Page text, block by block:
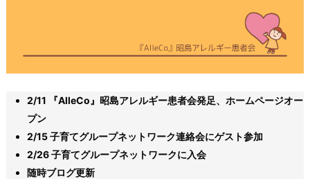
2/11 『AlleCo』昭島アレルギー患者会発足、ホームページオー
プン
2/15 子育てグループネットワーク連絡会にゲスト参加
2/26 子育てグループネットワークに入会
随時ブログ更新